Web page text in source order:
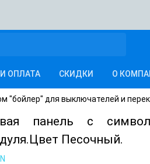
ОПЛАТА СКИДКИ О
"бойлер" для выключателей и
панель с
Песочный.